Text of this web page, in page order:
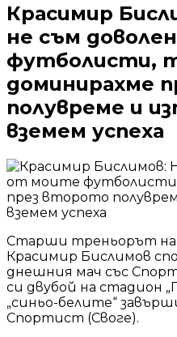
Красимир
не съм
футболисти,
доминирахме
полувреме и
вземем успеха
Старши треньорът на
Красимир Бислимов
днешния мач със
си двубой на стадион
„синьо-белите“
Спортист (Своге).